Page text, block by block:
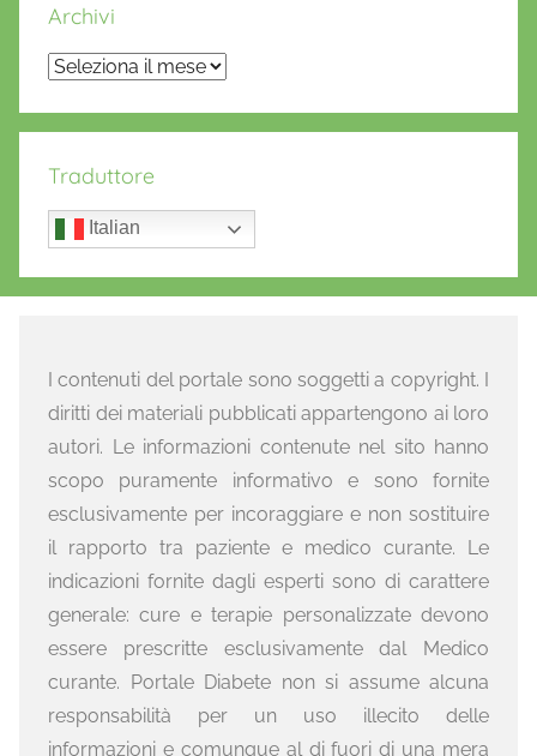
Archivi
Archivi
Traduttore
Italian
I contenuti del portale sono soggetti a copyright. I
diritti dei materiali pubblicati appartengono ai loro
autori. Le informazioni contenute nel sito hanno
scopo puramente informativo e sono fornite
esclusivamente per incoraggiare e non sostituire
il rapporto tra paziente e medico curante. Le
indicazioni fornite dagli esperti sono di carattere
generale: cure e terapie personalizzate devono
essere prescritte esclusivamente dal Medico
curante. Portale Diabete non si assume alcuna
responsabilità per un uso illecito delle
informazioni e comunque al di fuori di una mera